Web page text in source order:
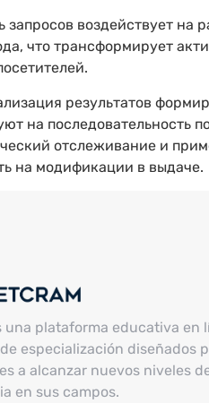
запросов воздействует
что трансформирует
результатов
на последовательность
отслеживание и
на модификации в выдаче.
una plataforma educativa en
especialización diseñados
a alcanzar nuevos niveles
en sus campos.